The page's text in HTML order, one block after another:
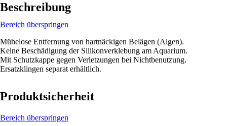
Beschreibung
Bereich überspringen
Mühelose Entfernung von hartnäckigen Belägen (Algen).
Keine Beschädigung der Silikonverklebung am Aquarium.
Mit Schutzkappe gegen Verletzungen bei Nichtbenutzung.
Ersatzklingen separat erhältlich.
Produktsicherheit
Bereich überspringen